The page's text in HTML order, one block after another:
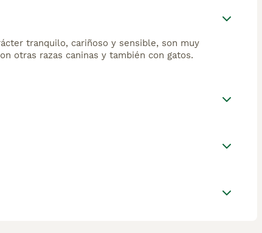
tranquilo, cariñoso y sensible, son muy
otras razas caninas y también con gatos.